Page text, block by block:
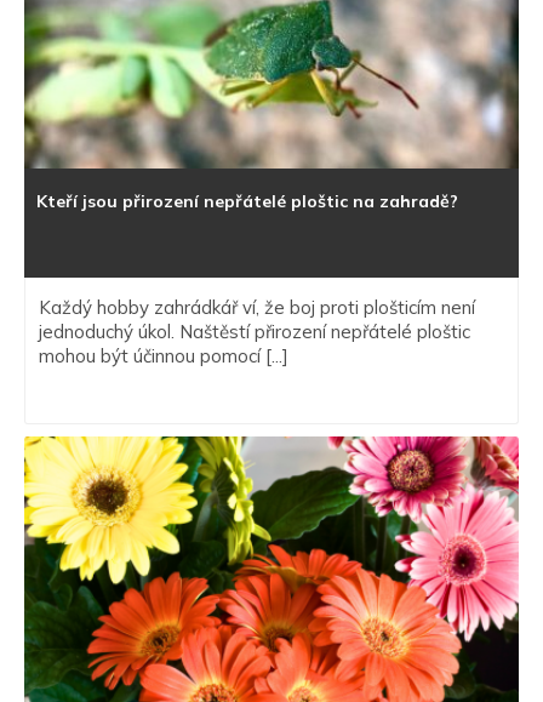
Kteří jsou přirození nepřátelé ploštic na zahradě?
Každý hobby zahrádkář ví, že boj proti plošticím není
jednoduchý úkol. Naštěstí přirození nepřátelé ploštic
mohou být účinnou pomocí [...]